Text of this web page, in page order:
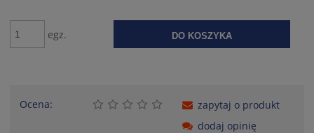
egz. DO KOSZYKA
Ocena:
zapytaj o produkt
dodaj opinię